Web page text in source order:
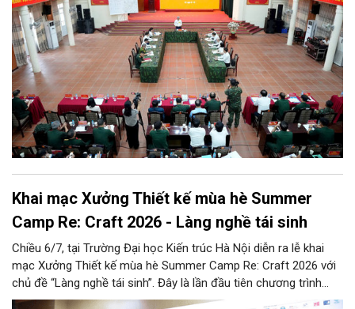
Khai mạc Xưởng Thiết kế mùa hè Summer
Camp Re: Craft 2026 - Làng nghề tái sinh
Chiều 6/7, tại Trường Đại học Kiến trúc Hà Nội diễn ra lễ khai
mạc Xưởng Thiết kế mùa hè Summer Camp Re: Craft 2026 với
chủ đề “Làng nghề tái sinh”. Đây là lần đầu tiên chương trình
được tổ chức tại khu vực phía Bắc, tiếp nối thành công của bốn